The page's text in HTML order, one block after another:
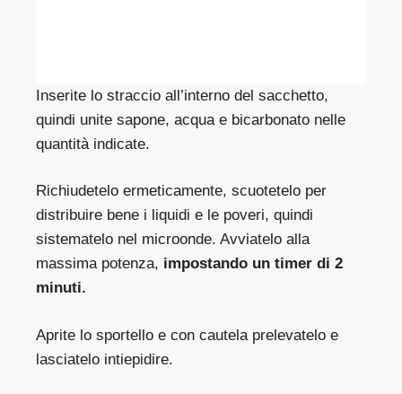
Inserite lo straccio all’interno del sacchetto,
quindi unite sapone, acqua e bicarbonato nelle
quantità indicate.
Richiudetelo ermeticamente, scuotetelo per
distribuire bene i liquidi e le poveri, quindi
sistematelo nel microonde. Avviatelo alla
massima potenza, impostando un timer di 2
minuti.
Aprite lo sportello e con cautela prelevatelo e
lasciatelo intiepidire.